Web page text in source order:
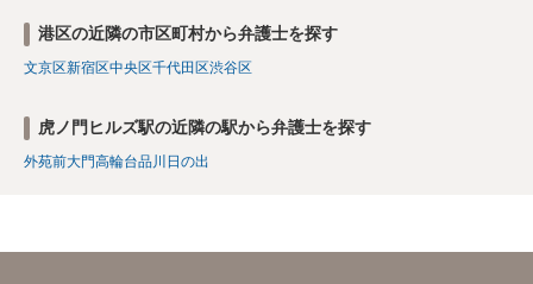
港区の近隣の市区町村から弁護士を探す
文京区新宿区中央区千代田区渋谷区
虎ノ門ヒルズ駅の近隣の駅から弁護士を探す
外苑前大門高輪台品川 日の出